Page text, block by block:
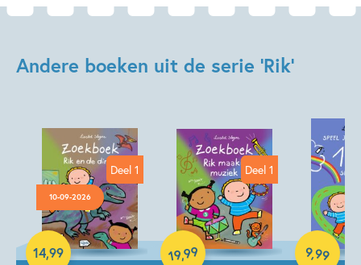
Uitgever:
SU Kids & Digits
Kenmerken van dit boek
Liesbet Slegers
Andere boeken uit de serie 'Rik'
Deel 1
10-09-2026
14,99
Hardcover
Deel 1
19,99
Hardcover 9,99
Paperback